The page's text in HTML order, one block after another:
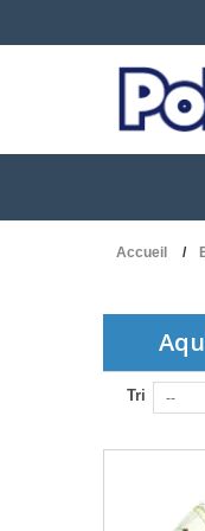
Accueil
Tri --